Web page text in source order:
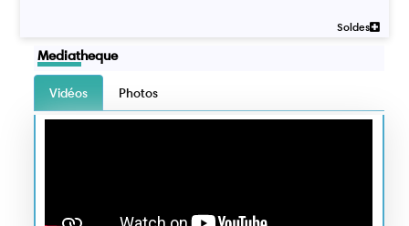
Soldes
Mediatheque
Vidéos Photos